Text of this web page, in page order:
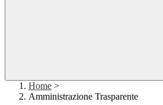
Home >
Amministrazione Trasparente